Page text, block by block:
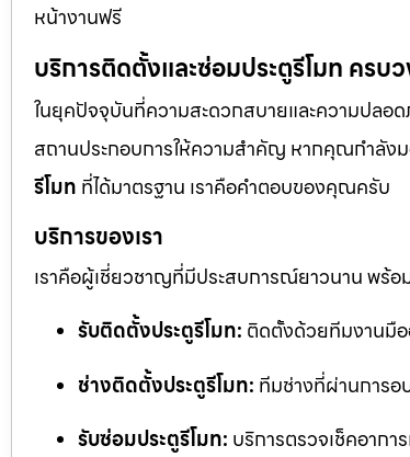
หน้างานฟรี
บริการติดตั้งและซ่อมประตูรีโมท คร
ในยุคปัจจุบันที่ความสะดวกสบายและความปลอ
สถานประกอบการให้ความสำคัญ หากคุณกำลัง
รีโมท ที่ได้มาตรฐาน เราคือคำตอบของคุณครับ
บริการของเรา
เราคือผู้เชี่ยวชาญที่มีประสบการณ์ยาวนาน พร้อ
รับติดตั้งประตูรีโมท: ติดตั้งด้วยทีมงานมือ
ช่างติดตั้งประตูรีโมท: ทีมช่างที่ผ่านการอ
รับซ่อมประตูรีโมท: บริการตรวจเช็คอากา